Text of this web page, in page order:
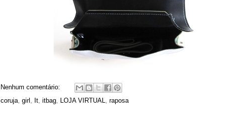
Nenhum comentário:
coruja, girl , It, itbag, LOJA VIRTUAL, raposa